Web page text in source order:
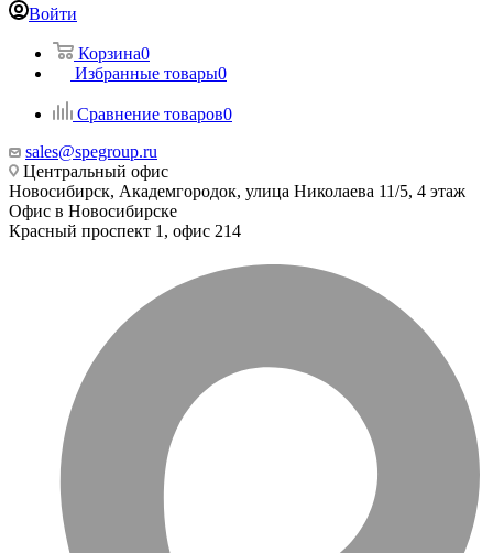
Войти
Корзина0
Избранные товары0
Сравнение товаров0
sales@spegroup.ru
Центральный офис
Новосибирск, Академгородок, улица Николаева 11/5, 4 этаж
Офис в Новосибирске
Красный проспект 1, офис 214